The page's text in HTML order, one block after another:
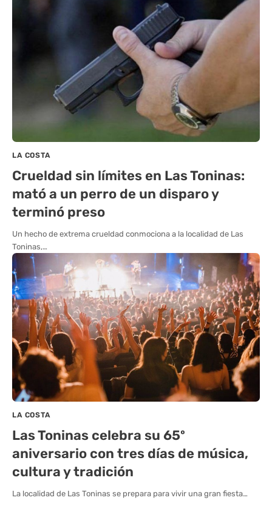
LA COSTA
Crueldad sin límites en Las Toninas:
mató a un perro de un disparo y
terminó preso
Un hecho de extrema crueldad conmociona a la localidad de Las
Toninas,…
LA COSTA
Las Toninas celebra su 65º
aniversario con tres días de música,
cultura y tradición
La localidad de Las Toninas se prepara para vivir una gran fiesta…